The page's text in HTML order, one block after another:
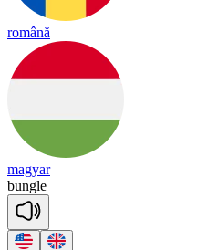
română
magyar
bungle